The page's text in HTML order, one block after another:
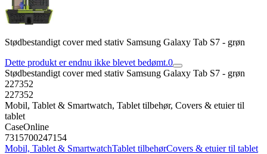
Stødbestandigt cover med stativ Samsung Galaxy Tab S7 - grøn
Dette produkt er endnu ikke blevet bedømt.0
Stødbestandigt cover med stativ Samsung Galaxy Tab S7 - grøn
227352
227352
Mobil, Tablet & Smartwatch, Tablet tilbehør, Covers & etuier til
tablet
CaseOnline
7315700247154
Mobil, Tablet & SmartwatchTablet tilbehørCovers & etuier til tablet